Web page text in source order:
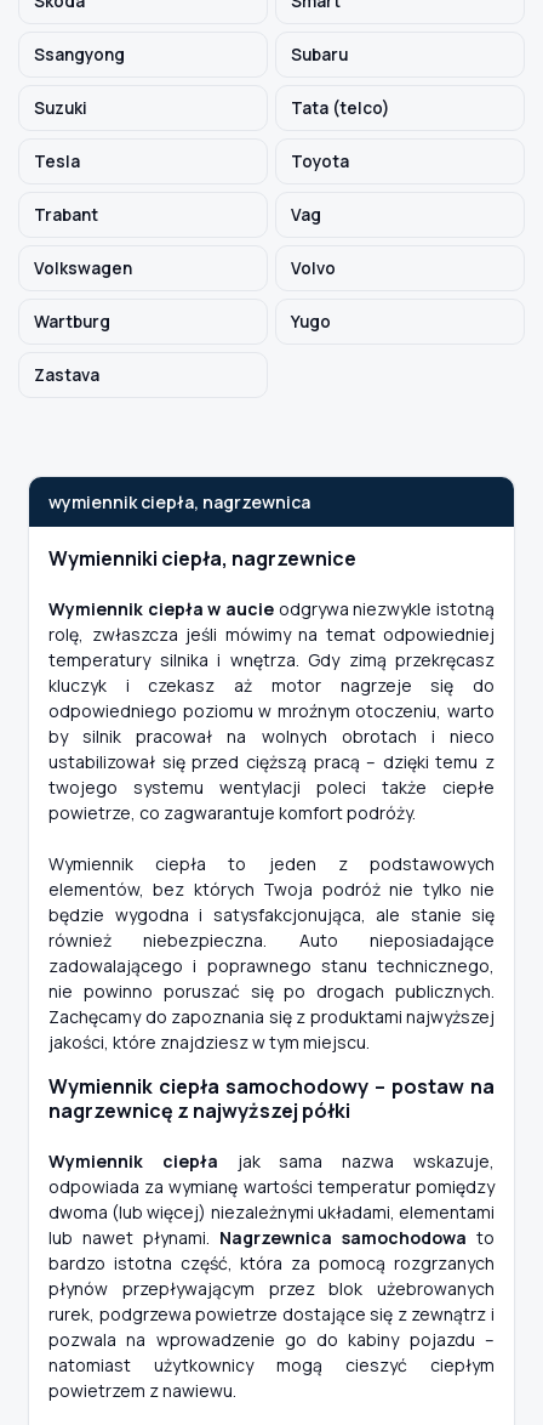
Ssangyong Subaru
Suzuki Tata (telco)
Tesla Toyota
Trabant Vag
Volkswagen Volvo
Wartburg Yugo
Zastava
wymiennik ciepła, nagrzewnica
Wymienniki ciepła, nagrzewnice
Wymiennik ciepła w aucie odgrywa niezwykle istotną
rolę, zwłaszcza jeśli mówimy na temat odpowiedniej
temperatury silnika i wnętrza. Gdy zimą przekręcasz
kluczyk i czekasz aż motor nagrzeje się do
odpowiedniego poziomu w mroźnym otoczeniu, warto
by silnik pracował na wolnych obrotach i nieco
ustabilizował się przed cięższą pracą – dzięki temu z
twojego systemu wentylacji poleci także ciepłe
powietrze, co zagwarantuje komfort podróży.
Wymiennik ciepła to jeden z podstawowych
elementów, bez których Twoja podróż nie tylko nie
będzie wygodna i satysfakcjonująca, ale stanie się
również niebezpieczna. Auto nieposiadające
zadowalającego i poprawnego stanu technicznego,
nie powinno poruszać się po drogach publicznych.
Zachęcamy do zapoznania się z produktami najwyższej
jakości, które znajdziesz w tym miejscu.
Wymiennik ciepła samochodowy – postaw na
nagrzewnicę z najwyższej półki
Wymiennik ciepła jak sama nazwa wskazuje,
odpowiada za wymianę wartości temperatur pomiędzy
dwoma (lub więcej) niezależnymi układami, elementami
lub nawet płynami. Nagrzewnica samochodowa to
bardzo istotna część, która za pomocą rozgrzanych
płynów przepływającym przez blok użebrowanych
rurek, podgrzewa powietrze dostające się z zewnątrz i
pozwala na wprowadzenie go do kabiny pojazdu –
natomiast użytkownicy mogą cieszyć ciepłym
powietrzem z nawiewu.